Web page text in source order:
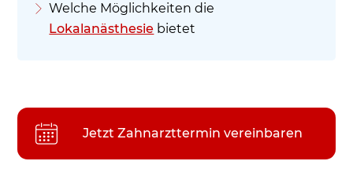
Welche Möglichkeiten die
Lokalanästhesie bietet
Jetzt Zahnarzttermin vereinbaren